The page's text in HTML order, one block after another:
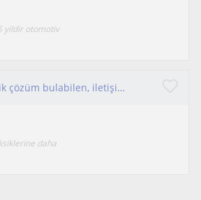
yildir otomotiv
Bilgi haznesi geniş, öğrencinin sorununa yönelik çözüm bulabilen, iletişimi güçlü biriyim.
daha